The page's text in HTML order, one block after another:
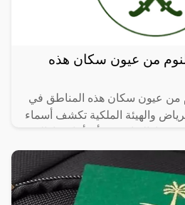
من عيون سكان هذه
من عيون سكان هذه المناطق في
والهيئة الملكية تكشف أسماء